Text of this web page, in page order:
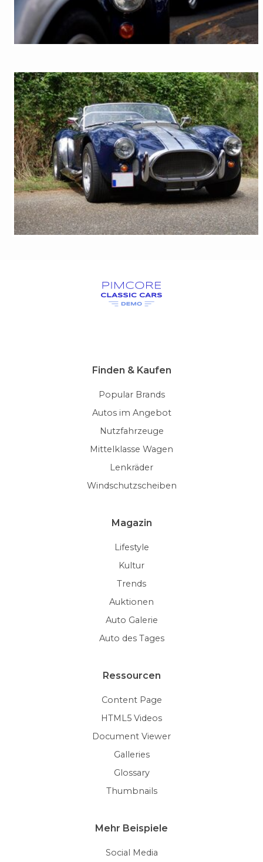
Finden & Kaufen
Popular Brands
Autos im Angebot
Nutzfahrzeuge
Mittelklasse Wagen
Lenkräder
Windschutzscheiben
Magazin
Lifestyle
Kultur
Trends
Auktionen
Auto Galerie
Auto des Tages
Ressourcen
Content Page
HTML5 Videos
Document Viewer
Galleries
Glossary
Thumbnails
Mehr Beispiele
Social Media